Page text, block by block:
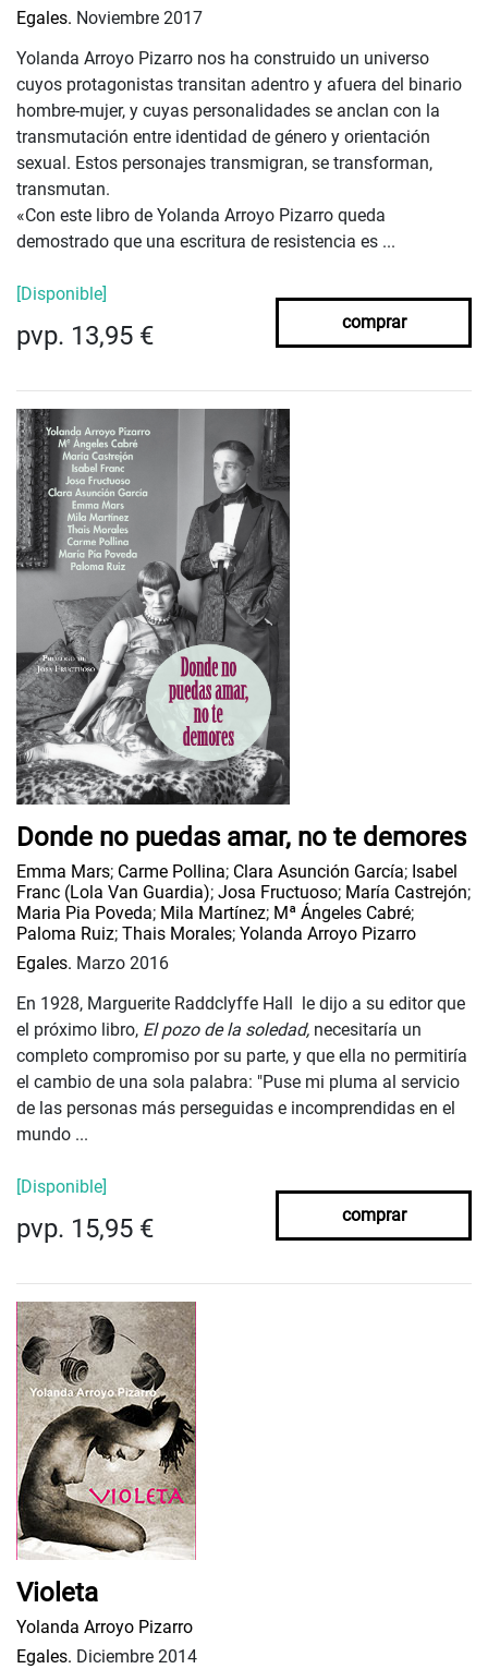
Egales. Noviembre 2017
Yolanda Arroyo Pizarro nos ha construido un universo
cuyos protagonistas transitan adentro y afuera del binario
hombre-mujer, y cuyas personalidades se anclan con la
transmutación entre identidad de género y orientación
sexual. Estos personajes transmigran, se transforman,
transmutan.
«Con este libro de Yolanda Arroyo Pizarro queda
demostrado que una escritura de resistencia es ...
[Disponible]
pvp. 13,95 € comprar
Donde no puedas amar, no te demores
Emma Mars; Carme Pollina; Clara Asunción García; Isabel
Franc (Lola Van Guardia); Josa Fructuoso; María Castrejón;
Maria Pia Poveda; Mila Martínez; Mª Ángeles Cabré;
Paloma Ruiz; Thais Morales; Yolanda Arroyo Pizarro
Egales. Marzo 2016
En 1928, Marguerite Raddclyffe Hall le dijo a su editor que
el próximo libro, El pozo de la soledad, necesitaría un
completo compromiso por su parte, y que ella no permitiría
el cambio de una sola palabra: "Puse mi pluma al servicio
de las personas más perseguidas e incomprendidas en el
mundo ...
[Disponible]
pvp. 15,95 € comprar
Violeta
Yolanda Arroyo Pizarro
Egales. Diciembre 2014